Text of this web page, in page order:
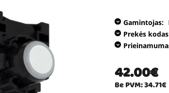
Gamintojas:
Prekės
42.00€
Be PVM: 34.71€